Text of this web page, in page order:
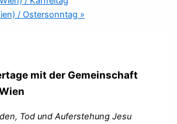
/ Ostersonntag »
mit der Gemeinschaft
Tod und Auferstehung Jesu